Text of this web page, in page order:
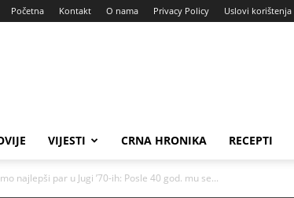
Početna Kontakt O nama Privacy Policy Uslovi korištenja
VIJESTI CRNA HRONIKA RECEPTI
najlepši par u Jugi ’70-ih: Posle 40 god. mu se...